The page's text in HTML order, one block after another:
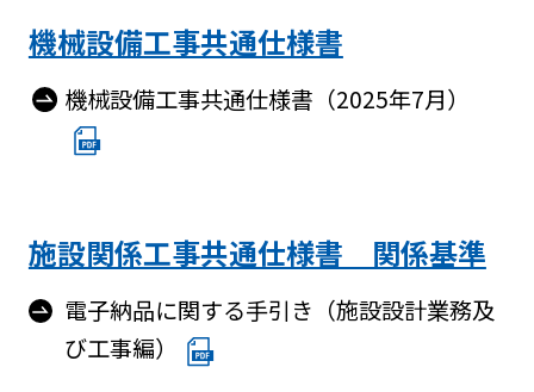
機械設備工事共通仕様書
機械設備工事共通仕様書（2025年7月）
施設関係工事共通仕様書 関係基準
電子納品に関する手引き（施設設計業務及
び工事編）